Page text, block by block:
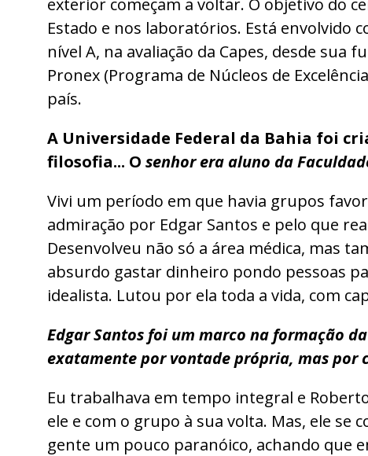
Estado e nos laboratórios. Está envolvido
nível A, na avaliação da Capes, desde sua
Pronex (Programa de Núcleos de
país.
A Universidade Federal da Bahia foi
filosofia... O senhor era aluno da
Vivi um período em que havia grupos
admiração por Edgar Santos e pelo que
Desenvolveu não só a área médica, mas
absurdo gastar dinheiro pondo pessoas
idealista. Lutou por ela toda a vida, com
Edgar Santos foi um marco na formação
exatamente por vontade própria, mas por
Eu trabalhava em tempo integral e
ele e com o grupo à sua volta. Mas, ele
gente um pouco paranóico, achando que